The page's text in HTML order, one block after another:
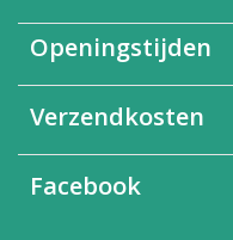
Openingstijden
Verzendkosten
Facebook